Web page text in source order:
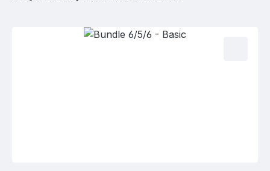
Bildergalerie überspringen